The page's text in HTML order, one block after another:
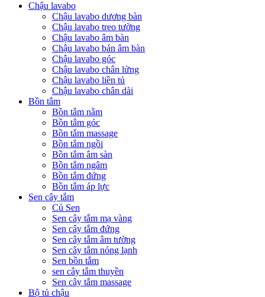
Chậu lavabo
Chậu lavabo dương bàn
Chậu lavabo treo tường
Chậu lavabo âm bàn
Chậu lavabo bán âm bàn
Chậu lavabo góc
Chậu lavabo chân lửng
Chậu lavabo liền tủ
Chậu lavabo chân dài
Bồn tắm
Bồn tắm nằm
Bồn tắm góc
Bồn tắm massage
Bồn tắm ngồi
Bồn tắm âm sàn
Bồn tắm ngâm
Bồn tắm đứng
Bồn tắm áp lực
Sen cây tắm
Củ Sen
Sen cây tắm mạ vàng
Sen cây tắm đứng
Sen cây tắm âm tường
Sen cây tắm nóng lạnh
Sen bồn tắm
sen cây tắm thuyền
Sen cây tắm massage
Bộ tủ chậu